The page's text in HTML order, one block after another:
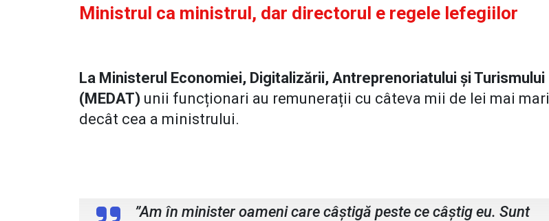
Ministrul ca ministrul, dar directorul e regele lefegiilor
La Ministerul Economiei, Digitalizării, Antreprenoriatului și Turismului
(MEDAT) unii funcționari au remunerații cu câteva mii de lei mai mari
decât cea a ministrului.
”Am în minister oameni care câștigă peste ce câștig eu. Sunt